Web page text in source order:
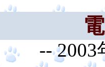
-- 2003